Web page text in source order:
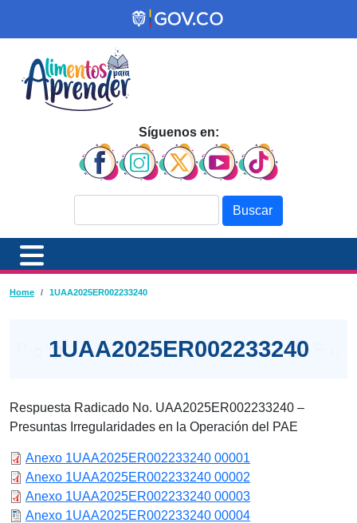
Pasar al contenido principal
Síguenos en:
Ruta de navegación
Home 1UAA2025ER002233240
1UAA2025ER002233240
Respuesta Radicado No. UAA2025ER002233240 –
Presuntas Irregularidades en la Operación del PAE
Anexo 1UAA2025ER002233240 00001
Anexo 1UAA2025ER002233240 00002
Anexo 1UAA2025ER002233240 00003
Anexo 1UAA2025ER002233240 00004